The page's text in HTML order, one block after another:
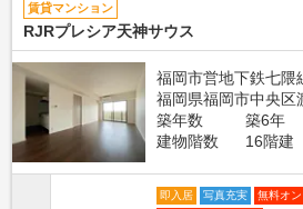
賃貸マンション
RJRプレシア天神サウス
福岡市営地下鉄七隈
福岡県福岡市中央区
築年数
築6年
建物階数
16階建
即入居 写真充実
無料オ